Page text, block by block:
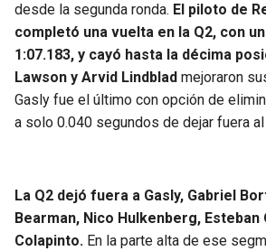
desde la segunda ronda. El piloto de
completó una vuelta en la Q2, con
1:07.183, y cayó hasta la décima
Lawson y Arvid Lindblad mejoraron
Gasly fue el último con opción de
a solo 0.040 segundos de dejar fuera
La Q2 dejó fuera a Gasly, Gabriel
Bearman, Nico Hulkenberg, Esteban
Colapinto. En la parte alta de ese